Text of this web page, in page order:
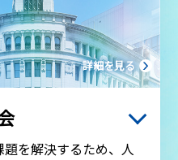
詳細を見る
を解決するため、人